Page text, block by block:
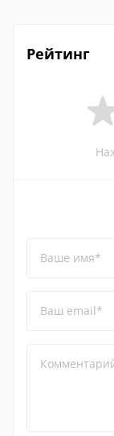
Рейтинг
Ваше имя*
Ваш email*